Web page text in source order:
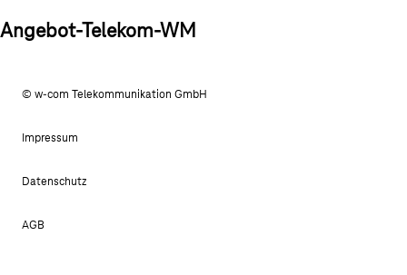
Angebot-Telekom-WM
© w-com Telekommunikation GmbH
Impressum
Datenschutz
AGB